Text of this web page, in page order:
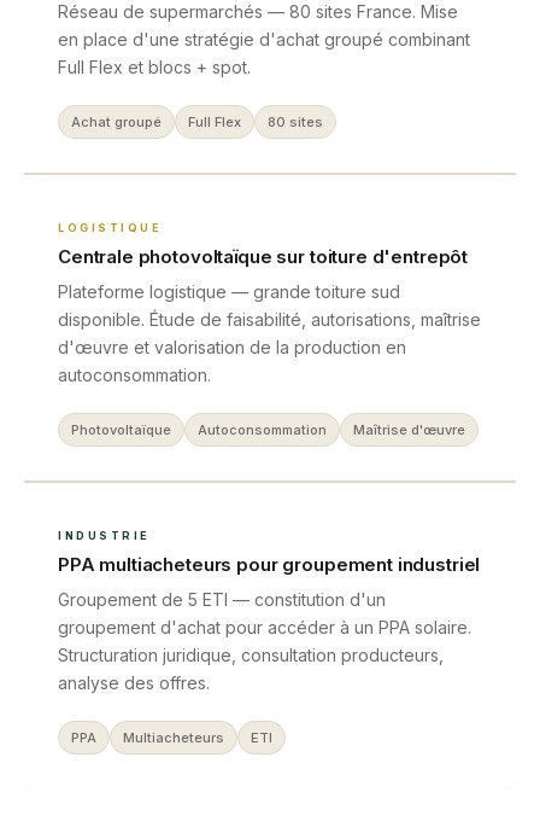
Réseau de supermarchés — 80 sites France. Mise
en place d'une stratégie d'achat groupé combinant
Full Flex et blocs + spot.
Achat groupé Full Flex 80 sites
LOGISTIQUE
Centrale photovoltaïque sur toiture d'entrepôt
Plateforme logistique — grande toiture sud
disponible. Étude de faisabilité, autorisations, maîtrise
d'œuvre et valorisation de la production en
autoconsommation.
Photovoltaïque Autoconsommation Maîtrise d'œuvre
INDUSTRIE
PPA multiacheteurs pour groupement industriel
Groupement de 5 ETI — constitution d'un
groupement d'achat pour accéder à un PPA solaire.
Structuration juridique, consultation producteurs,
analyse des offres.
PPA Multiacheteurs ETI